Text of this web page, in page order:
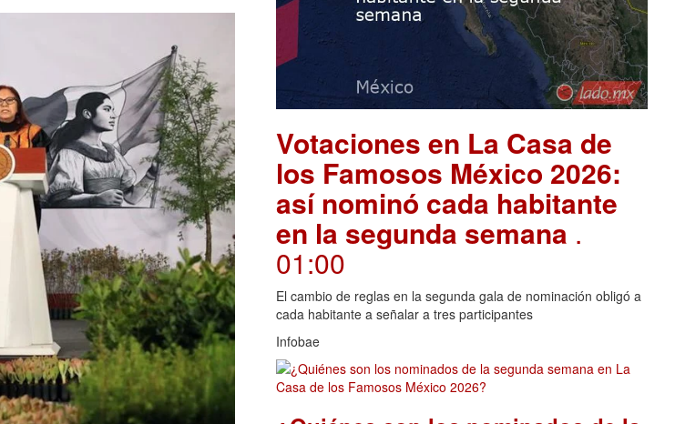
Votaciones en La Casa de
los Famosos México 2026:
así nominó cada habitante
en la segunda semana .
01:00
El cambio de reglas en la segunda gala de nominación obligó a
cada habitante a señalar a tres participantes
Infobae